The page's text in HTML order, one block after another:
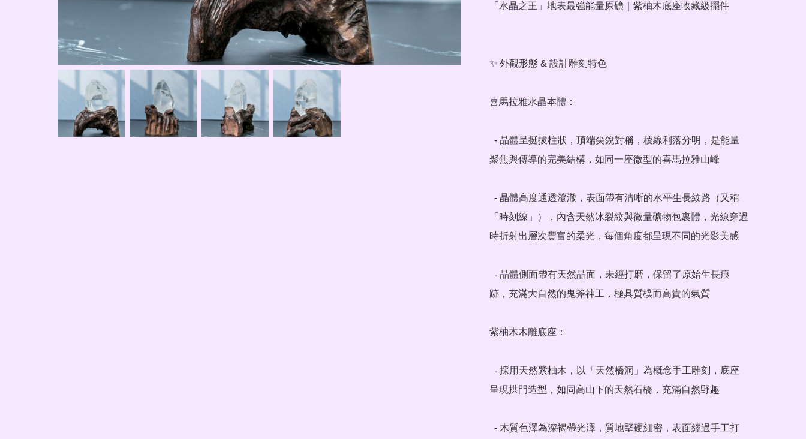
「水晶之王」地表最強能量原礦｜紫柚木底座收藏級擺件
✨ 外觀形態 & 設計雕刻特色
喜馬拉雅水晶本體：
聚焦與傳導的完美結構，如同一座微型的喜馬拉雅山峰
「時刻線」），內含天然冰裂紋與微量礦物包裹體，光線穿過
時折射出層次豐富的柔光，每個角度都呈現不同的光影美感
跡，充滿大自然的鬼斧神工，極具質樸而高貴的氣質
紫柚木木雕底座：
呈現拱門造型，如同高山下的天然石橋，充滿自然野趣